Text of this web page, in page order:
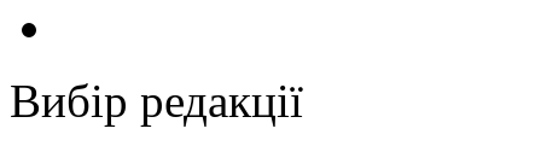
Вибір редакції